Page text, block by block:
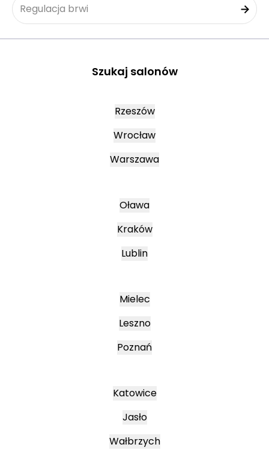
Regulacja brwi
Szukaj salonów
Rzeszów
Wrocław
Warszawa
Oława
Kraków
Lublin
Mielec
Leszno
Poznań
Katowice
Jasło
Wałbrzych